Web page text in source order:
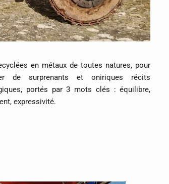
en métaux de toutes natures, pour
de surprenants et oniriques récits
portés par 3 mots clés : équilibre,
expressivité.